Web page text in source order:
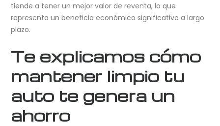
tiende a tener un mejor valor de reventa, lo que
representa un beneficio económico significativo a largo
plazo.
Te explicamos cómo
mantener limpio tu
auto te genera un
ahorro